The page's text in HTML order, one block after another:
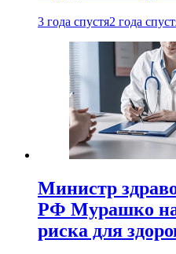
3 года спустя2 года
Министр
РФ Мурашко
риска для